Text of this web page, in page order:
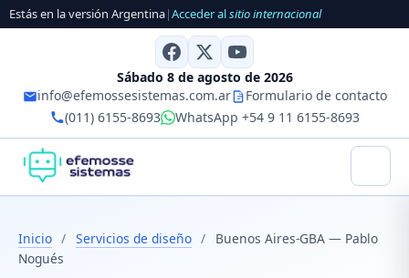
Estás en la versión Argentina|Acceder alsitio internacional
Sábado 8 de agosto de 2026
info@efemossesistemas.com.ar
Formulario de contacto
(011) 6155-8693
WhatsApp +54 9 11 6155-8693
Inicio / Servicios de diseño /
Buenos Aires-GBA — Pablo
Nogués